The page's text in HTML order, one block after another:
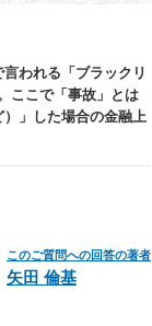
われる「ブラックリ
ここで「事故」とは
」した場合の金融上
このご質問への回答の著者
矢田 倫基